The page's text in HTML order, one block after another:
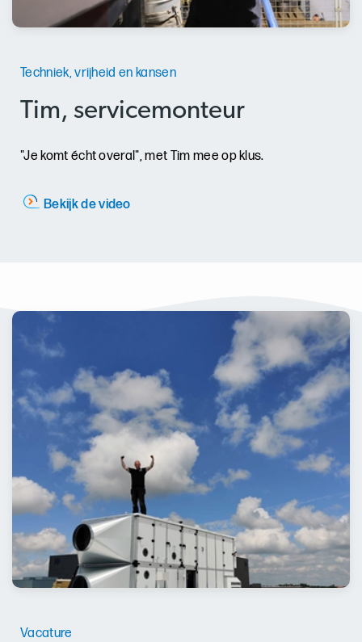
Techniek, vrijheid en kansen
Tim, servicemonteur
"Je komt écht overal", met Tim mee op klus.
Bekijk de video
Vacature